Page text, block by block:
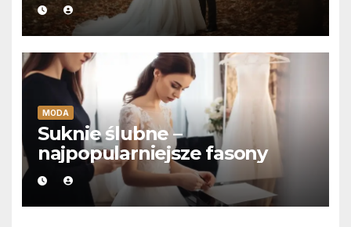
MODA
Suknie ślubne –
najpopularniejsze fasony